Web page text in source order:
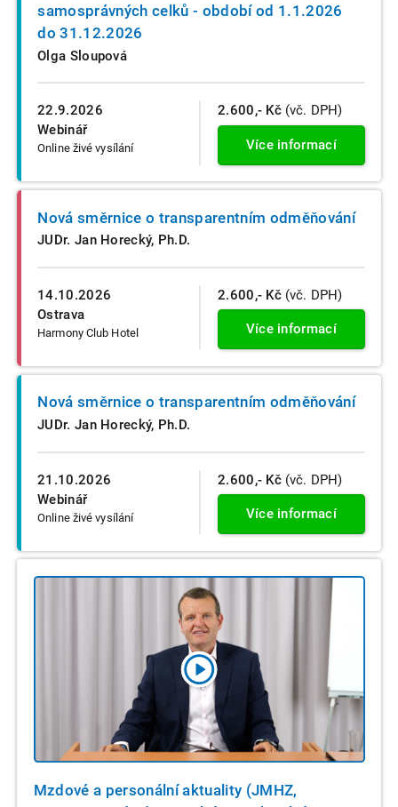
22.9.2026
Webinář
Online živé vysílání
samosprávných celků - období od 1.1.2026
do 31.12.2026
Olga Sloupová
2.600,- Kč (vč. DPH)
Více informací
14.10.2026
Ostrava
Harmony Club Hotel
Nová směrnice o transparentním odměňování
JUDr. Jan Horecký, Ph.D.
2.600,- Kč (vč. DPH)
Více informací
21.10.2026
Webinář
Online živé vysílání
Nová směrnice o transparentním odměňování
JUDr. Jan Horecký, Ph.D.
2.600,- Kč (vč. DPH)
Více informací
Mzdové a personální aktuality (JMHZ,